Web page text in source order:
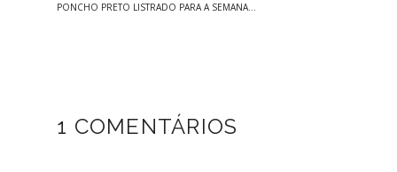
PONCHO PRETO LISTRADO PARA A SEMANA...
1 COMENTÁRIOS